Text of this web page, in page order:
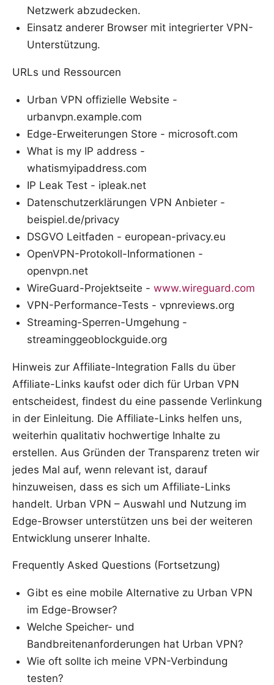
Netzwerk abzudecken.
Einsatz anderer Browser mit integrierter VPN-
Unterstützung.
URLs und Ressourcen
Urban VPN offizielle Website -
urbanvpn.example.com
Edge-Erweiterungen Store - microsoft.com
What is my IP address -
whatismyipaddress.com
IP Leak Test - ipleak.net
Datenschutzerklärungen VPN Anbieter -
beispiel.de/privacy
DSGVO Leitfaden - european-privacy.eu
OpenVPN-Protokoll-Informationen -
openvpn.net
WireGuard-Projektseite - www.wireguard.com
VPN-Performance-Tests - vpnreviews.org
Streaming-Sperren-Umgehung -
streaminggeoblockguide.org
Hinweis zur Affiliate-Integration Falls du über
Affiliate-Links kaufst oder dich für Urban VPN
entscheidest, findest du eine passende Verlinkung
in der Einleitung. Die Affiliate-Links helfen uns,
weiterhin qualitativ hochwertige Inhalte zu
erstellen. Aus Gründen der Transparenz treten wir
jedes Mal auf, wenn relevant ist, darauf
hinzuweisen, dass es sich um Affiliate-Links
handelt. Urban VPN – Auswahl und Nutzung im
Edge-Browser unterstützen uns bei der weiteren
Entwicklung unserer Inhalte.
Frequently Asked Questions (Fortsetzung)
Gibt es eine mobile Alternative zu Urban VPN
im Edge-Browser?
Welche Speicher- und
Bandbreitenanforderungen hat Urban VPN?
Wie oft sollte ich meine VPN-Verbindung
testen?